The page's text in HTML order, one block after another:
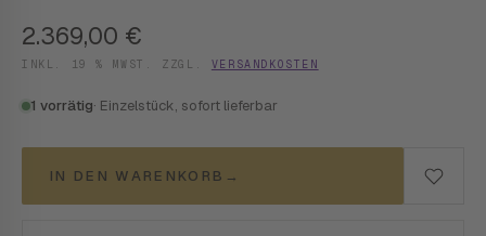
2.369,00 €
INKL. 19 % MWST. ZZGL. VERSANDKOSTEN
1 vorrätig· Einzelstück, sofort lieferbar
IN DEN WARENKORB →